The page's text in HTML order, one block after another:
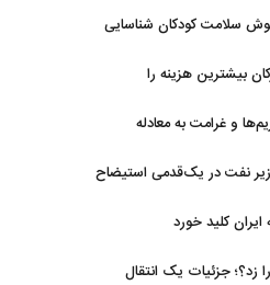
سلامت کودکان شناسایی
بیشترین هزینه را
و غرامت به معادله
نفت در یک‌قدمی استیضاح
زد؟؛ جزئیات یک انتقال